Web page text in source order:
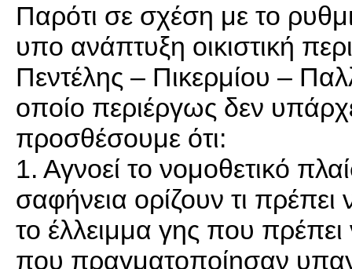
Παρότι σε σχέση με το
υπο ανάπτυξη οικιστική
Πεντέλης – Πικερμίου –
οποίο περιέργως δεν
προσθέσουμε ότι:
1. Αγνοεί το νομοθετικό
σαφήνεια ορίζουν τι πρέπει
το έλλειμμα γης που πρέπει
που πραγματοποίησαν